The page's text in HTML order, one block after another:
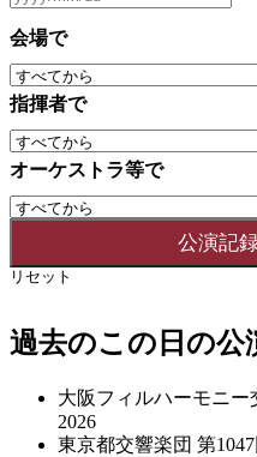
会場で
指揮者で
オーケストラ等で
リセット
過去のこの日の公
大阪フィルハーモニー
2026
東京都交響楽団 第